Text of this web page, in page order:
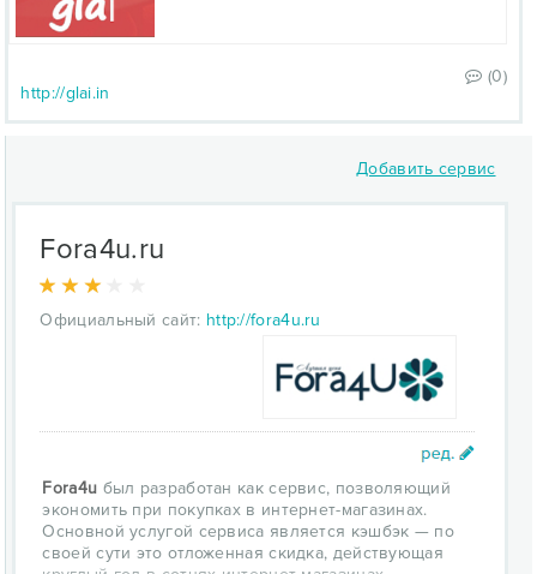
(0)
http://glai.in
Добавить сервис
Fora4u.ru
Официальный сайт: http://fora4u.ru
Fora4u был разработан как сервис, позволяющий
экономить при покупках в интернет-магазинах.
Основной услугой сервиса является кэшбэк — по
своей сути это отложенная скидка, действующая